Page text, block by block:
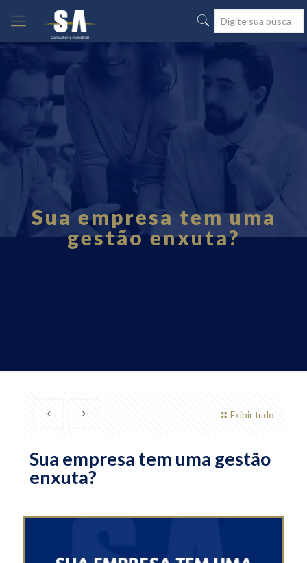
Sua empresa tem uma
gestão enxuta?
Exibir tudo
Sua empresa tem uma gestão
enxuta?